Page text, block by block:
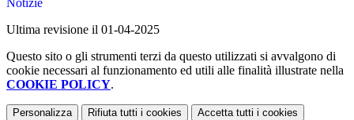
Notizie
Ultima revisione il 01-04-2025
Questo sito o gli strumenti terzi da questo utilizzati si avvalgono di
cookie necessari al funzionamento ed utili alle finalità illustrate nella
COOKIE POLICY.
Personalizza Rifiuta tutti i cookies Accetta tutti i cookies